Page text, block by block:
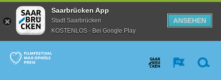
Saarbrücken App
Stadt Saarbrücken
KOSTENLOS - Bei Google Play
ANSEHEN